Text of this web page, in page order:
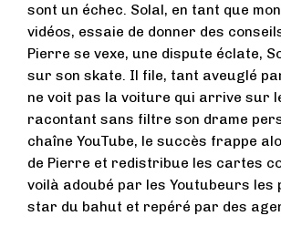
sont un échec. Solal, en tant que
vidéos, essaie de donner des
Pierre se vexe, une dispute éclate,
sur son skate. Il file, tant aveuglé
ne voit pas la voiture qui arrive sur
racontant sans filtre son drame
chaîne YouTube, le succès frappe
de Pierre et redistribue les cartes
voilà adoubé par les Youtubeurs les
star du bahut et repéré par des